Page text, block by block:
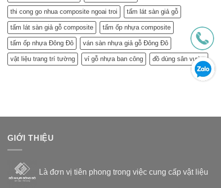
thi cong go nhua composite ngoai troi tấm lát sàn giả gỗ
tấm lát sàn giả gỗ composite tấm ốp nhựa composite
tấm ốp nhựa Đông Đô ván sàn nhựa giả gỗ Đông Đô
vật liệu trang trí tường vỉ gỗ nhựa ban công đồ dùng sân vườn
GIỚI THIỆU
Là đơn vị tiên phong trong việc cung cấp vật liệu